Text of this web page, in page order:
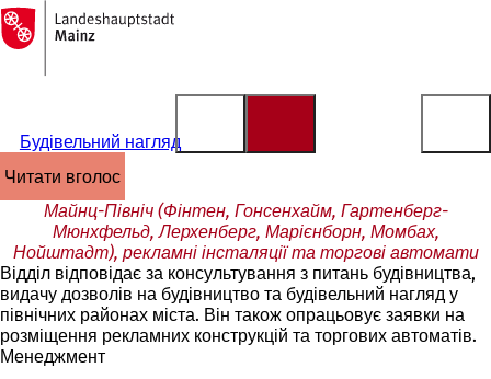
Перейти до змісту
На
головну
сторінку
Будівельний нагляд
читати вголос
Майнц-Північ (Фінтен, Гонсенхайм, Гартенберг-
Мюнхфельд, Лерхенберг, Марієнборн, Момбах,
Нойштадт), рекламні інсталяції та торгові автомати
Відділ відповідає за консультування з питань будівництва,
видачу дозволів на будівництво та будівельний нагляд у
північних районах міста. Він також опрацьовує заявки на
розміщення рекламних конструкцій та торгових автоматів.
Менеджмент